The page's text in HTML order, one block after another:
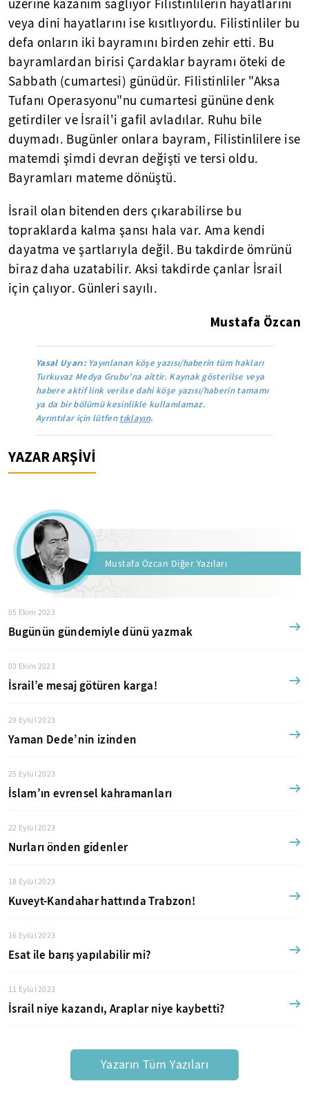
üzerine kazanım sağlıyor Filistinlilerin hayatlarını
veya dini hayatlarını ise kısıtlıyordu. Filistinliler bu
defa onların iki bayramını birden zehir etti. Bu
bayramlardan birisi Çardaklar bayramı öteki de
Sabbath (cumartesi) günüdür. Filistinliler "Aksa
Tufanı Operasyonu"nu cumartesi gününe denk
getirdiler ve İsrail'i gafil avladılar. Ruhu bile
duymadı. Bugünler onlara bayram, Filistinlilere ise
matemdi şimdi devran değişti ve tersi oldu.
Bayramları mateme dönüştü.
İsrail olan bitenden ders çıkarabilirse bu
topraklarda kalma şansı hala var. Ama kendi
dayatma ve şartlarıyla değil. Bu takdirde ömrünü
biraz daha uzatabilir. Aksi takdirde çanlar İsrail
için çalıyor. Günleri sayılı.
Mustafa Özcan
Yasal Uyarı: Yayınlanan köşe yazısı/haberin tüm hakları
Turkuvaz Medya Grubu’na aittir. Kaynak gösterilse veya
habere aktif link verilse dahi köşe yazısı/haberin tamamı
ya da bir bölümü kesinlikle kullanılamaz.
Ayrıntılar için lütfentıklayın.
YAZAR ARŞİVİ
Mustafa Özcan Diğer Yazıları
05 Ekim 2023
Bugünün gündemiyle dünü yazmak
03 Ekim 2023
İsrail’e mesaj götüren karga!
29 Eylül 2023
Yaman Dede’nin izinden
25 Eylül 2023
İslam’ın evrensel kahramanları
22 Eylül 2023
Nurları önden gidenler
18 Eylül 2023
Kuveyt-Kandahar hattında Trabzon!
16 Eylül 2023
Esat ile barış yapılabilir mi?
11 Eylül 2023
İsrail niye kazandı, Araplar niye kaybetti?
Yazarın Tüm Yazıları